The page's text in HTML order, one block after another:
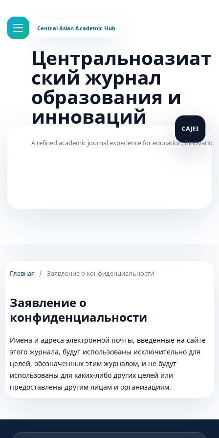
Центральноазиат
ский журнал
образования и
инноваций
Главная / Заявление о конфиденциальности
Заявление о
конфиденциальности
Имена и адреса электронной почты, введенные на сайте
этого журнала, будут использованы исключительно для
целей, обозначенных этим журналом, и не будут
использованы для каких-либо других целей или
предоставлены другим лицам и организациям.